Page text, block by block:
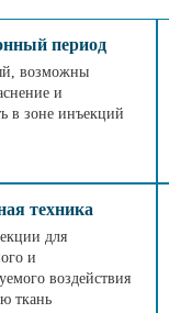
период
возможны
и
в зоне инъекций
техника
для
и
воздействия
ткань